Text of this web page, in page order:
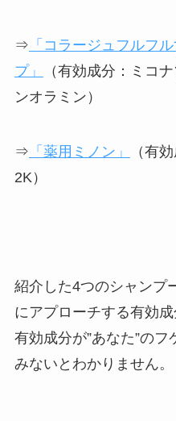
⇒ 「コラージュフルフ
プ」
（有効成分：ミコ
ンオラミン）
⇒ 「薬用 ミノン 」
（有
2K）
紹介した4つのシャンプ
にアプローチする有効
有効成分が”あなた”の
みないとわかりません。